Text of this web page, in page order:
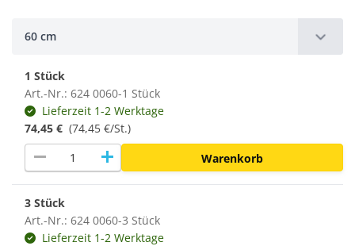
60 cm
1 Stück
Art.-Nr.: 624 0060-1 Stück
Lieferzeit 1-2 Werktage
74,45 € (74,45 €/St.)
remove add Warenkorb
3 Stück
Art.-Nr.: 624 0060-3 Stück
Lieferzeit 1-2 Werktage